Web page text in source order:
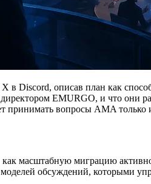
в Discord, описав план как
EMURGO, и что они
принимать вопросы AMA
масштабную миграцию
обсуждений, которыми